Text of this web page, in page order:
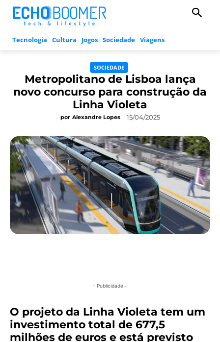
Tecnologia Cultura Jogos Sociedade Viagens
SOCIEDADE
Metropolitano de Lisboa lança
novo concurso para construção da
Linha Violeta
por Alexandre Lopes 15/04/2025
- Publicidade -
O projeto da Linha Violeta tem um
investimento total de 677,5
milhões de euros e está previsto